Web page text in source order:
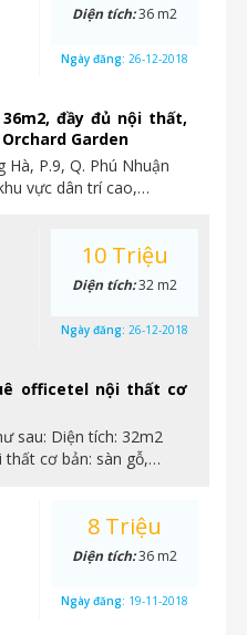
đầy đủ nội thất,
Garden
Hà, P.9, Q. Phú Nhuận
vực dân trí cao,…
Diện tích:36 m2
Ngày đăng: 26-12-2018
officetel nội thất cơ
sau: Diện tích: 32m2
thất cơ bản: sàn gỗ,…
10 Triệu
Diện tích:32 m2
Ngày đăng: 26-12-2018
8 Triệu
Diện tích:36 m2
Ngày đăng: 19-11-2018